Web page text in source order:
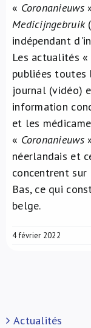
« Coronanieuws
Medicijngebruik
indépendant
Les actualités «
publiées toutes
journal (vidéo)
information
et les
« Coronanieuws
néerlandais et
concentrent
Bas, ce qui
belge.
4 février 2022
Actualités